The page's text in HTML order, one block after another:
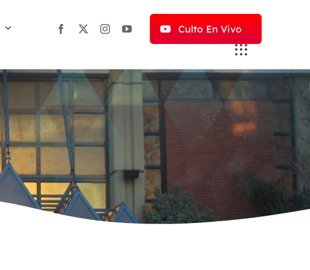
Culto En Vivo